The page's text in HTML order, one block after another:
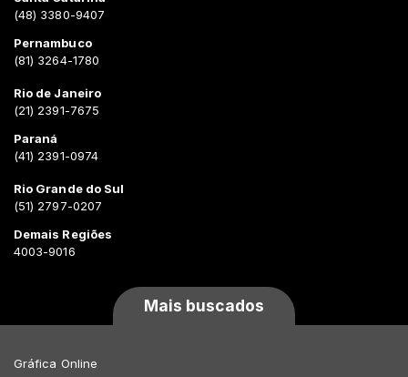
(48) 3380-9407
Pernambuco
(81) 3264-1780
Rio de Janeiro
(21) 2391-7675
Paraná
(41) 2391-0974
Rio Grande do Sul
(51) 2797-0207
Demais Regiões
4003-9016
Mais buscados
Gráfica Online